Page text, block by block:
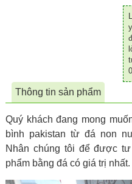
Thông tin sản phẩm
Quý khách đang mong
bình pakistan từ đá non
Nhân chúng tôi để được
phẩm bằng đá có giá trị nhất.